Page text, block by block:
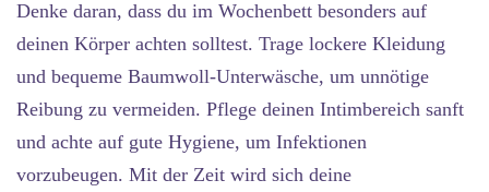
Denke daran, dass du im Wochenbett besonders auf
deinen Körper achten solltest. Trage lockere Kleidung
und bequeme Baumwoll-Unterwäsche, um unnötige
Reibung zu vermeiden. Pflege deinen Intimbereich sanft
und achte auf gute Hygiene, um Infektionen
vorzubeugen. Mit der Zeit wird sich deine